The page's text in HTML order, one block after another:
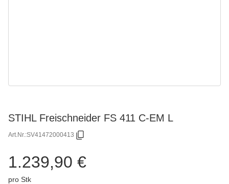
STIHL Freischneider FS 411 C-EM L
Art.Nr.:SV41472000413
1.239,90 €
pro Stk